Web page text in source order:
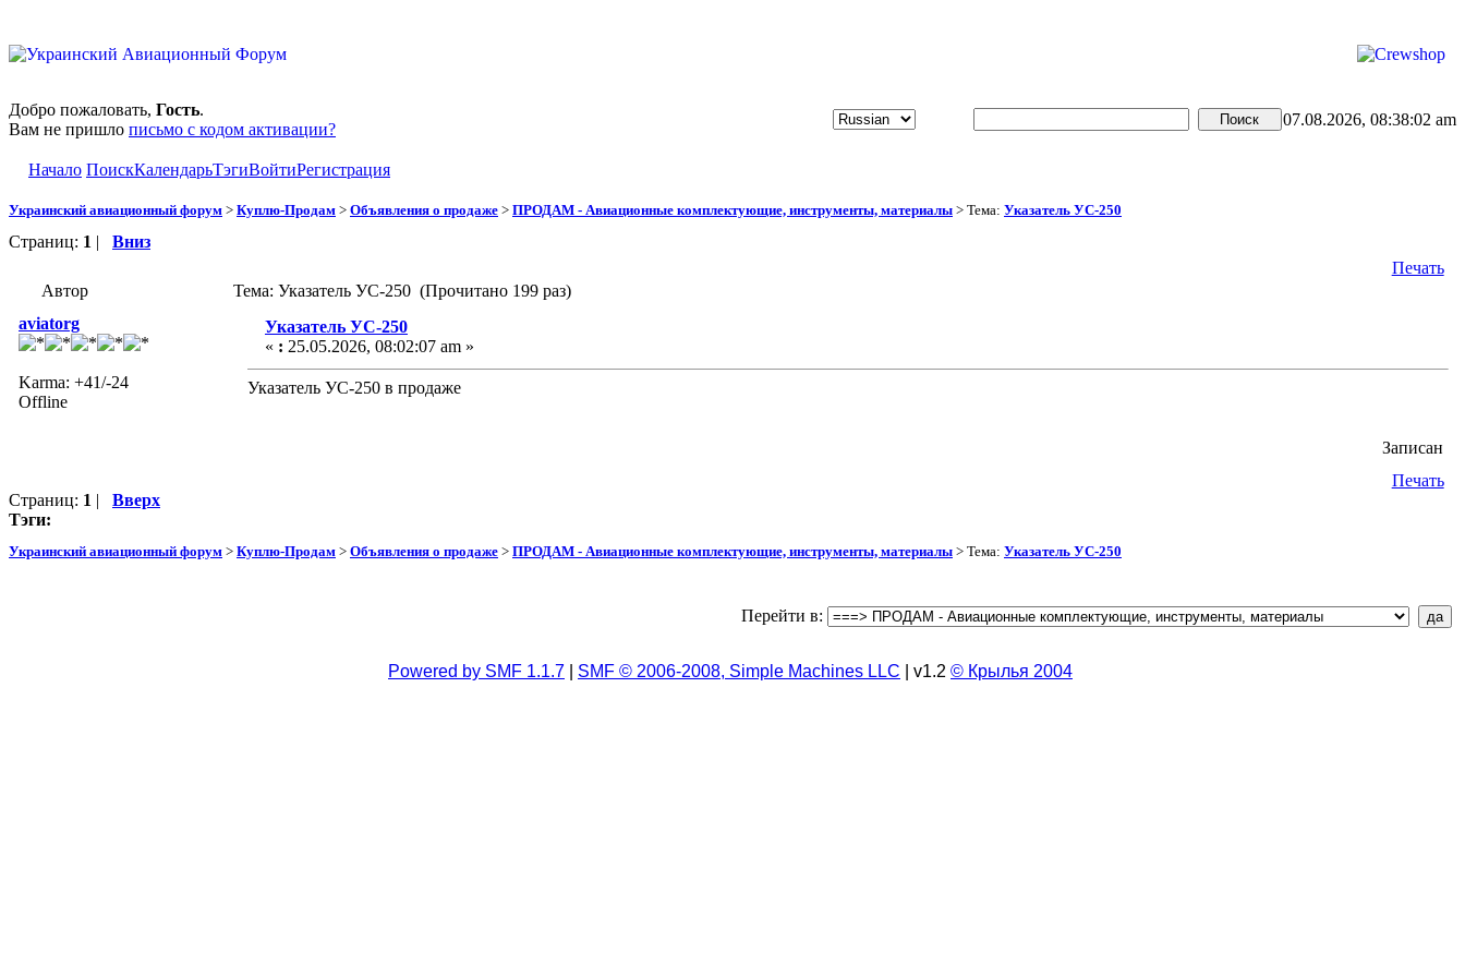
Добро пожаловать, Гость.
Вам не пришло письмо с кодом активации?
07.08.2026, 08:38:02 am
Начало ПоискКалендарьТэгиВойтиРегистрация
Украинский авиационный форум > Куплю-Продам > Объявления о продаже > ПРОДАМ - Авиационные комплектующие, инструменты, материалы > Тема: Указатель УС-250
Страниц: 1 | Вниз
Печать
Автор
Тема: Указатель УС-250 (Прочитано 199 раз)
aviatorg
Karma: +41/-24
Offline
Указатель УС-250
« : 25.05.2026, 08:02:07 am »
Указатель УС-250 в продаже
Записан
Печать
Страниц: 1 | Вверх
Тэги:
Украинский авиационный форум > Куплю-Продам > Объявления о продаже > ПРОДАМ - Авиационные комплектующие, инструменты, материалы > Тема: Указатель УС-250
Перейти в:
Powered by SMF 1.1.7 SMF © 2006-2008, Simple Machines LLC | v1.2 © Крылья 2004